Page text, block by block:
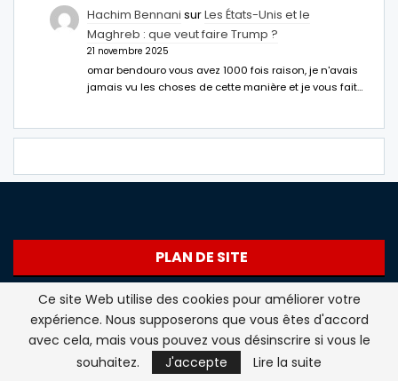
Hachim Bennani surLes États-Unis et le
Maghreb : que veut faire Trump ?
21 novembre 2025
omar bendouro vous avez 1000 fois raison, je n'avais
jamais vu les choses de cette manière et je vous fait…
PLAN DE SITE
En direct
Maghreb
International
Ce site Web utilise des cookies pour améliorer votre
expérience. Nous supposerons que vous êtes d'accord
avec cela, mais vous pouvez vous désinscrire si vous le
souhaitez.
J'accepte Lire la suite